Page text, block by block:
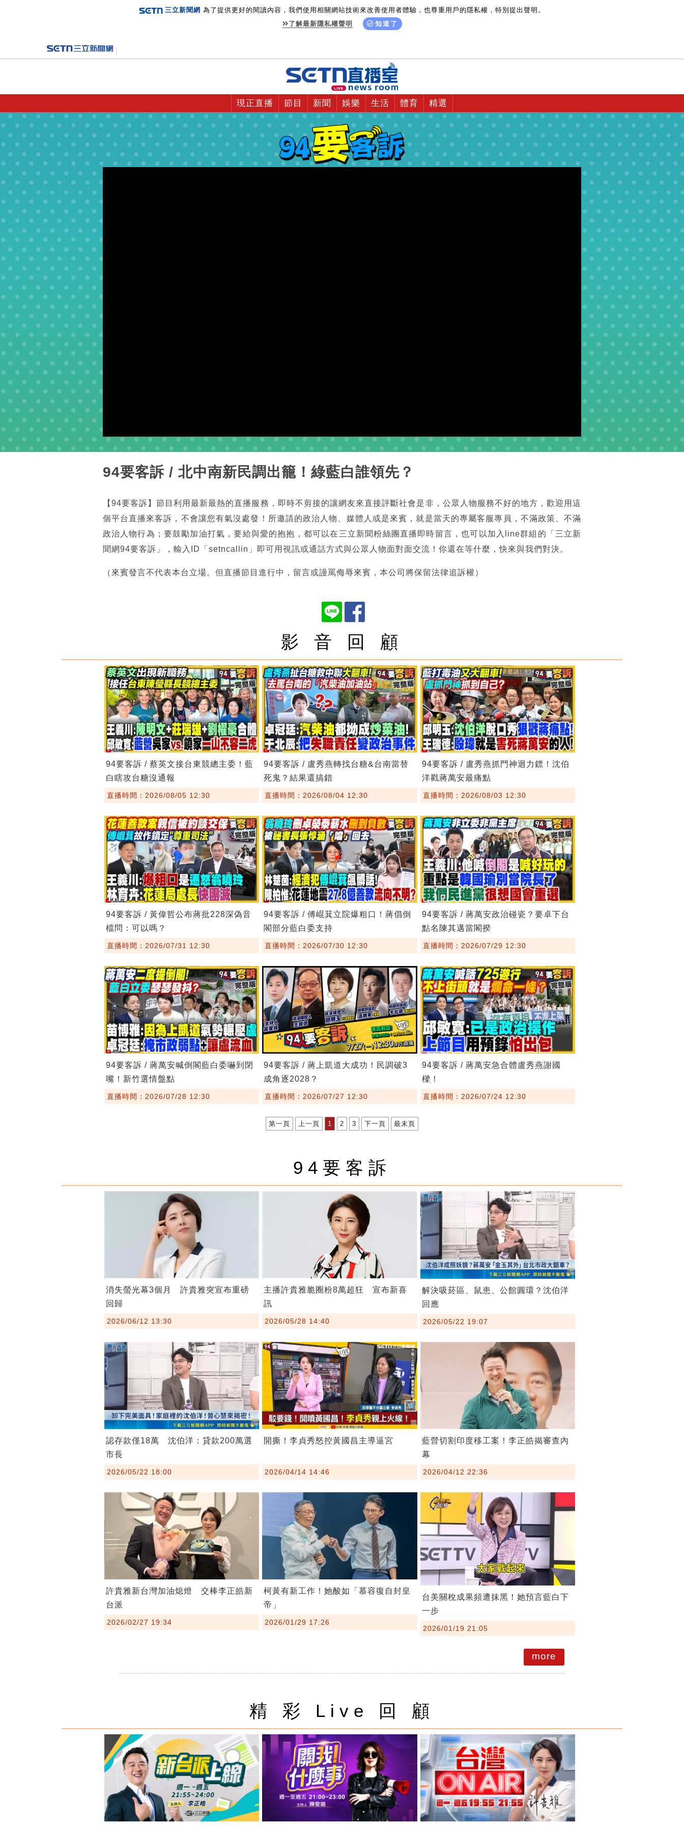
三立新聞網 為了提供更好的閱讀內容，我們使用相關網站技術來改善使用者體驗，也尊重用戶的隱私權，特別提出聲明。
了解最新隱私權聲明
知道了
現正直播 節目 新聞 娛樂 生活 體育 精選
94要客訴 / 北中南新民調出籠！綠藍白誰領先？
【94要客訴】節目利用最新最熱的直播服務，即時不剪接的讓網友來直接評斷社會是非，公眾人物服務不好的地方，歡迎用這
個平台直播來客訴，不會讓您有氣沒處發！所邀請的政治人物、媒體人或是來賓，就是當天的專屬客服專員，不滿政策、不滿
政治人物行為；要鼓勵加油打氣，要給與愛的抱抱，都可以在三立新聞粉絲團直播即時留言，也可以加入line群組的「三立新
聞網94要客訴」，輸入ID「setncallin」即可用視訊或通話方式與公眾人物面對面交流！你還在等什麼，快來與我們對決。
（來賓發言不代表本台立場。但直播節目進行中，留言或謾罵侮辱來賓，本公司將保留法律追訴權）
影 音 回 顧
94要客訴 / 蔡英文接台東競總主委！藍
白瞎攻台糖沒通報
直播時間：2026/08/05 12:30
94要客訴 / 盧秀燕轉找台糖&台南當替
死鬼？結果還搞錯
直播時間：2026/08/04 12:30
94要客訴 / 盧秀燕抓門神迴力鏢！沈伯
洋戳蔣萬安最痛點
直播時間：2026/08/03 12:30
94要客訴 / 黃偉哲公布蔣批228深偽音
檔問：可以嗎？
直播時間：2026/07/31 12:30
94要客訴 / 傅崐萁立院爆粗口！蔣倡倒
閣部分藍白委支持
直播時間：2026/07/30 12:30
94要客訴 / 蔣萬安政治碰瓷？要卓下台
點名陳其邁當閣揆
直播時間：2026/07/29 12:30
94要客訴 / 蔣萬安喊倒閣藍白委嚇到閉
嘴！新竹選情盤點
直播時間：2026/07/28 12:30
94要客訴 / 蔣上凱道大成功！民調破3
成角逐2028？
直播時間：2026/07/27 12:30
94要客訴 / 蔣萬安急合體盧秀燕謝國
樑！
直播時間：2026/07/24 12:30
第一頁 上一頁 1 2 3 下一頁 最末頁
94要客訴
消失螢光幕3個月 許貴雅突宣布重磅
回歸
2026/06/12 13:30
主播許貴雅脆圈粉8萬超狂 宣布新喜
訊
2026/05/28 14:40
解決吸菸區、鼠患、公館圓環？沈伯洋
回應
2026/05/22 19:07
認存款僅18萬 沈伯洋：貸款200萬選
市長
2026/05/22 18:00
開撕！李貞秀怒控黃國昌主導逼宮
2026/04/14 14:46
藍營切割印度移工案！李正皓揭審查內
幕
2026/04/12 22:36
許貴雅新台灣加油熄燈 交棒李正皓新
台派
2026/02/27 19:34
柯黃有新工作！她酸如「慕容復自封皇
帝」
2026/01/29 17:26
台美關稅成果頻遭抹黑！她預言藍白下
一步
2026/01/19 21:05
more
精 彩 Live 回 顧